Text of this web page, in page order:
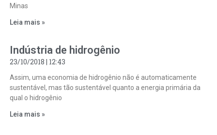
Minas
Leia mais »
Indústria de hidrogênio
23/10/2018 12:43
Assim, uma economia de hidrogênio não é automaticamente
sustentável, mas tão sustentável quanto a energia primária da
qual o hidrogênio
Leia mais »